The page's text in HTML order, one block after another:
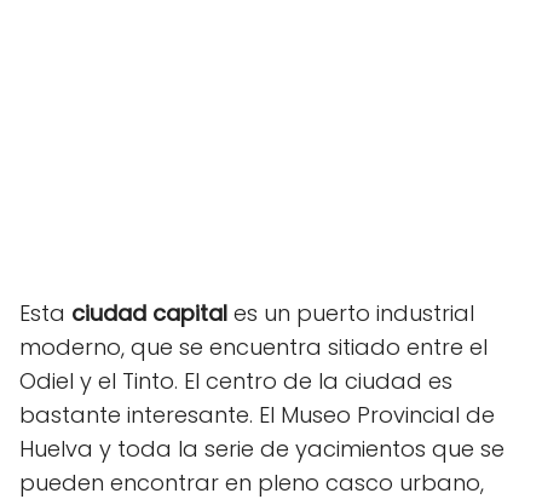
Esta ciudad capital es un puerto industrial
moderno, que se encuentra sitiado entre el
Odiel y el Tinto. El centro de la ciudad es
bastante interesante. El Museo Provincial de
Huelva y toda la serie de yacimientos que se
pueden encontrar en pleno casco urbano,